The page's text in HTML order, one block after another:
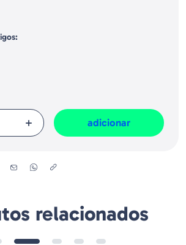
adicionar
relacionados